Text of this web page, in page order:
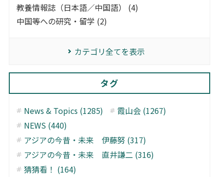
教養情報誌（日本語／中国語） (4)
中国等への研究・留学 (2)
カテゴリ全てを表示
タグ
News & Topics (1285)
霞山会 (1267)
NEWS (440)
アジアの今昔・未来 伊藤努 (317)
アジアの今昔・未来 直井謙二 (316)
猜猜看！ (164)